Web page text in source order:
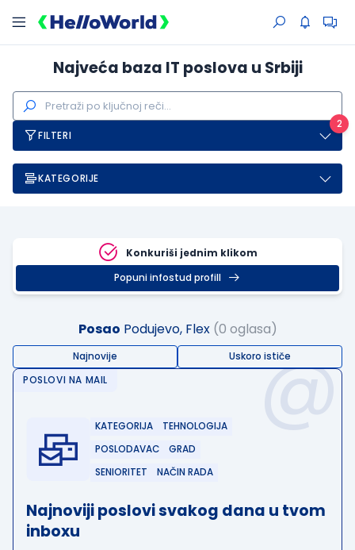
Najveća baza IT poslova u Srbiji
2
FILTERI
KATEGORIJE
Konkuriši jednim klikom
Popuni infostud profill
Posao Podujevo, Flex (0 oglasa)
Najnovije Uskoro ističe@
POSLOVI NA MAIL
KATEGORIJA
TEHNOLOGIJA
POSLODAVAC
GRAD
SENIORITET
NAČIN RADA
Najnoviji poslovi svakog dana u tvom
inboxu